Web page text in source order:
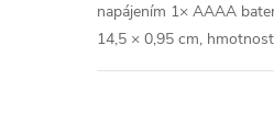
napájením 1× AAAA
14,5 × 0,95 cm,